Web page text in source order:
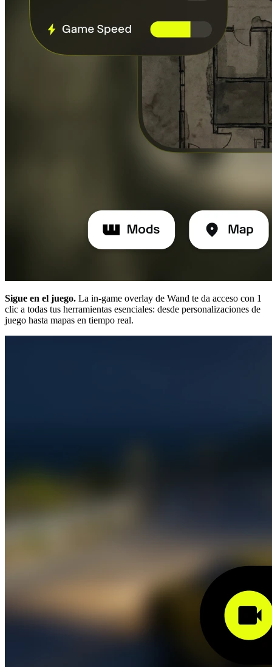
Sigue en el juego. La in-game overlay de Wand te da acceso con 1
clic a todas tus herramientas esenciales: desde personalizaciones de
juego hasta mapas en tiempo real.